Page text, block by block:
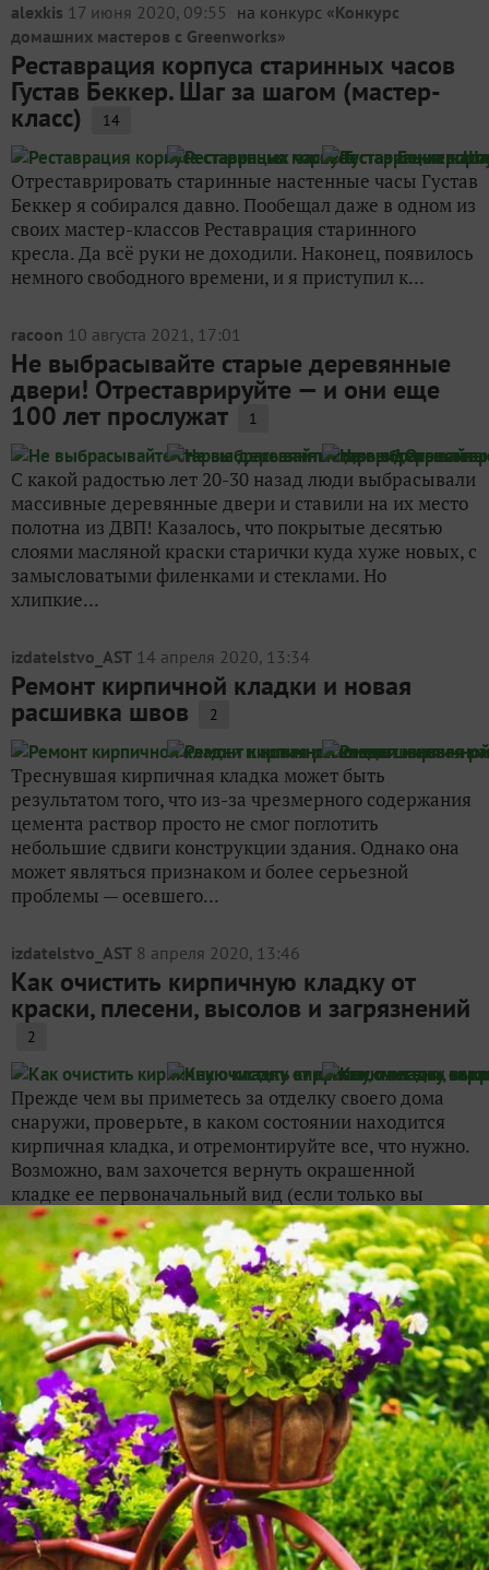
alexkis 17 июня 2020, 09:55 на конкурс «Конкурс
домашних мастеров c Greenworks»
Реставрация корпуса старинных часов
Густав Беккер. Шаг за шагом (мастер-
класс) 14
Отреставрировать старинные настенные часы Густав
Беккер я собирался давно. Пообещал даже в одном из
своих мастер-классов Реставрация старинного
кресла. Да всё руки не доходили. Наконец, появилось
немного свободного времени, и я приступил к...
racoon 10 августа 2021, 17:01
Не выбрасывайте старые деревянные
двери! Отреставрируйте — и они еще
100 лет прослужат 1
С какой радостью лет 20-30 назад люди выбрасывали
массивные деревянные двери и ставили на их место
полотна из ДВП! Казалось, что покрытые десятью
слоями масляной краски старички куда хуже новых, с
замысловатыми филенками и стеклами. Но
хлипкие...
izdatelstvo_AST 14 апреля 2020, 13:34
Ремонт кирпичной кладки и новая
расшивка швов 2
Треснувшая кирпичная кладка может быть
результатом того, что из-за чрезмерного содержания
цемента раствор просто не смог поглотить
небольшие сдвиги конструкции здания. Однако она
может являться признаком и более серьезной
проблемы — осевшего...
izdatelstvo_AST 8 апреля 2020, 13:46
Как очистить кирпичную кладку от
краски, плесени, высолов и загрязнений
2
Прежде чем вы приметесь за отделку своего дома
снаружи, проверьте, в каком состоянии находится
кирпичная кладка, и отремонтируйте все, что нужно.
Возможно, вам захочется вернуть окрашенной
кладке ее первоначальный вид (если только вы
живете не в...
zhurnaldom 25 июня 2020, 16:59
Восстановление недостроенного сруба
1
Владелец строящегося бревенчатого дома остановил
его возведение на два года, не позаботившись о
консервации. В итоге постройка почернела и
покрылась плесенью. Возникла необходимость в
срочном восстановлении. Восстановленный сруб
Вместо...